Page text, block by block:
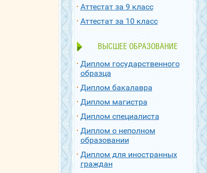
Аттестат за 9 класс
Аттестат за 10 класс
ВЫСШЕЕ ОБРАЗОВАНИЕ
Диплом государственного
образца
Диплом бакалавра
Диплом магистра
Диплом специалиста
Диплом о неполном
образовании
Диплом для иностранных
граждан